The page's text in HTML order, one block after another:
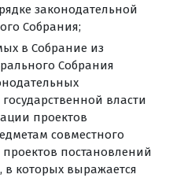
законодательной
Собрания;
в Собрание из
Собрания
власти
проектов
совместного
постановлений
в которых выражается